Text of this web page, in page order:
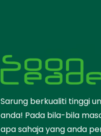
Sarung berkualiti tinggi
anda! Pada bila-bila
apa sahaja yang anda